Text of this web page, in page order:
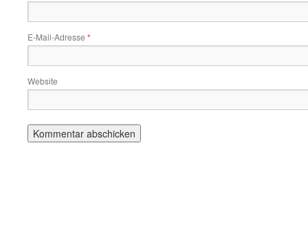
E-Mail-Adresse *
Website